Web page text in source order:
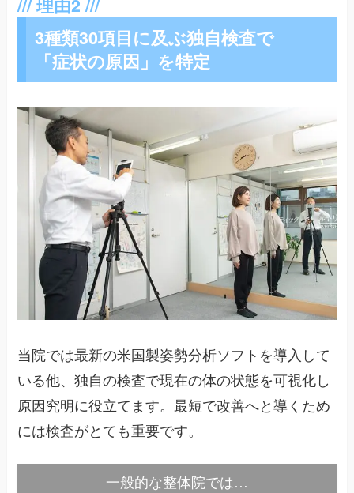
3種類30項目に及ぶ独自検査で
「症状の原因」を特定
当院では最新の米国製姿勢分析ソフトを導入して
いる他、独自の検査で現在の体の状態を可視化し
原因究明に役立てます。最短で改善へと導くため
には検査がとても重要です。
一般的な整体院では…